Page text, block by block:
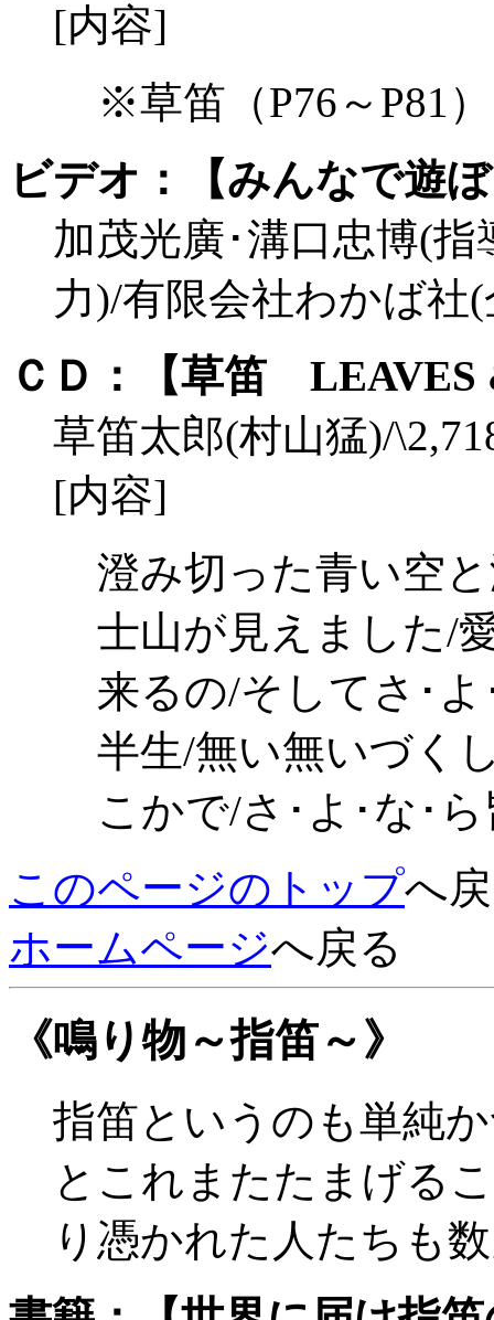
[内容]
※草笛（P76～P81
ビデオ：【みんなで遊
加茂光廣･溝口忠博(
力)/有限会社わかば社
ＣＤ：【草笛 LEAVES
草笛太郎(村山猛)/
[内容]
澄み切った青い空
士山が見えました/
来るの/そしてさ･
半生/無い無いづく
こかで/さ･よ･な･
このページのトップへ
ホームページへ戻る
《鳴り物～指笛～》
指笛というのも単純
とこれまたたまげる
り憑かれた人たちも